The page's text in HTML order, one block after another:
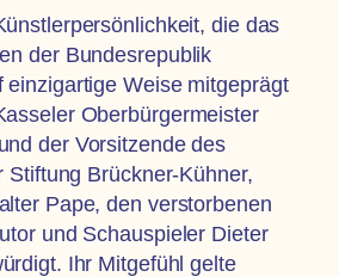
die das
der Bundesrepublik
einzigartige Weise mitgeprägt
Oberbürgermeister
der Vorsitzende des
Stiftung Brückner-Kühner,
Pape, den verstorbenen
und Schauspieler Dieter
Ihr Mitgefühl gelte